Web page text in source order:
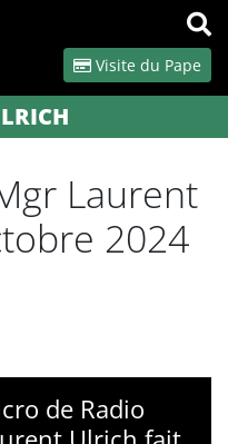
Visite du Pape
Laurent
2024
de Radio